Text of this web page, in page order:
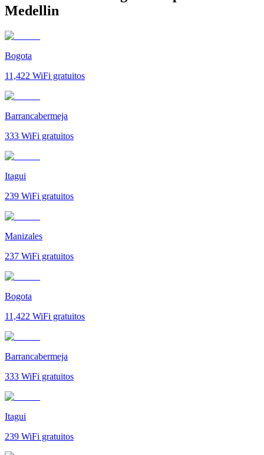
Medellin
Bogota
11,422 WiFi gratuitos
Barrancabermeja
333 WiFi gratuitos
Itagui
239 WiFi gratuitos
Manizales
237 WiFi gratuitos
Bogota
11,422 WiFi gratuitos
Barrancabermeja
333 WiFi gratuitos
Itagui
239 WiFi gratuitos